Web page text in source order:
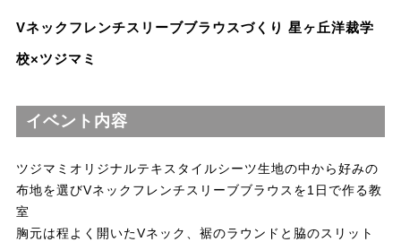
Vネックフレンチスリーブブラウスづくり 星ヶ丘洋裁学
校×ツジマミ
イベント内容
ツジマミオリジナルテキスタイルシーツ生地の中から好みの
布地を選びVネックフレンチスリーブブラウスを1日で作る教
室
胸元は程よく開いたVネック、裾のラウンドと脇のスリット